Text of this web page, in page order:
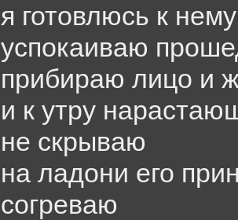
я готовлюсь к
успокаиваю
прибираю лицо и
и к утру
не скрываю
на ладони его
согреваю